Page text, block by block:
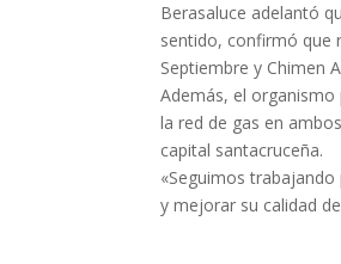
Berasaluce adelantó
sentido, confirmó que
Septiembre y Chimen
Además, el
la red de gas en
capital santacruceña.
«Seguimos
y mejorar su calidad